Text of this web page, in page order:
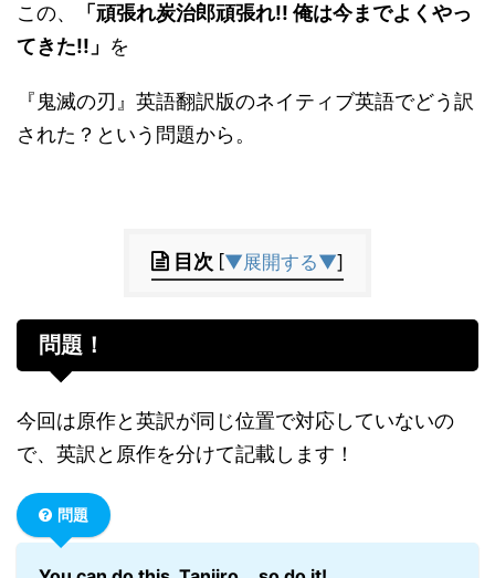
この、
「頑張れ炭治郎頑張れ!! 俺は今までよくやっ
てきた!!」 を
『鬼滅の刃』英語翻訳版のネイティブ英語でどう訳
された？という問題から。
目次 [▼展開する▼]
問題！
今回は原作と英訳が同じ位置で対応していないの
で、英訳と原作を分けて記載します！
問題